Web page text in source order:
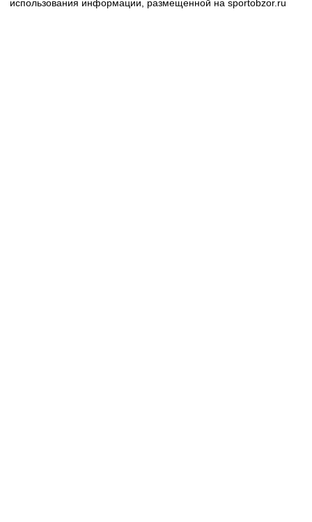
использования информации, размещенной на sportobzor.ru